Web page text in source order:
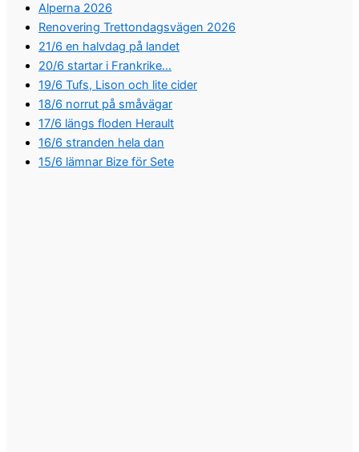
Alperna 2026
Renovering Trettondagsvägen 2026
21/6 en halvdag på landet
20/6 startar i Frankrike…
19/6 Tufs, Lison och lite cider
18/6 norrut på småvägar
17/6 längs floden Herault
16/6 stranden hela dan
15/6 lämnar Bize för Sete